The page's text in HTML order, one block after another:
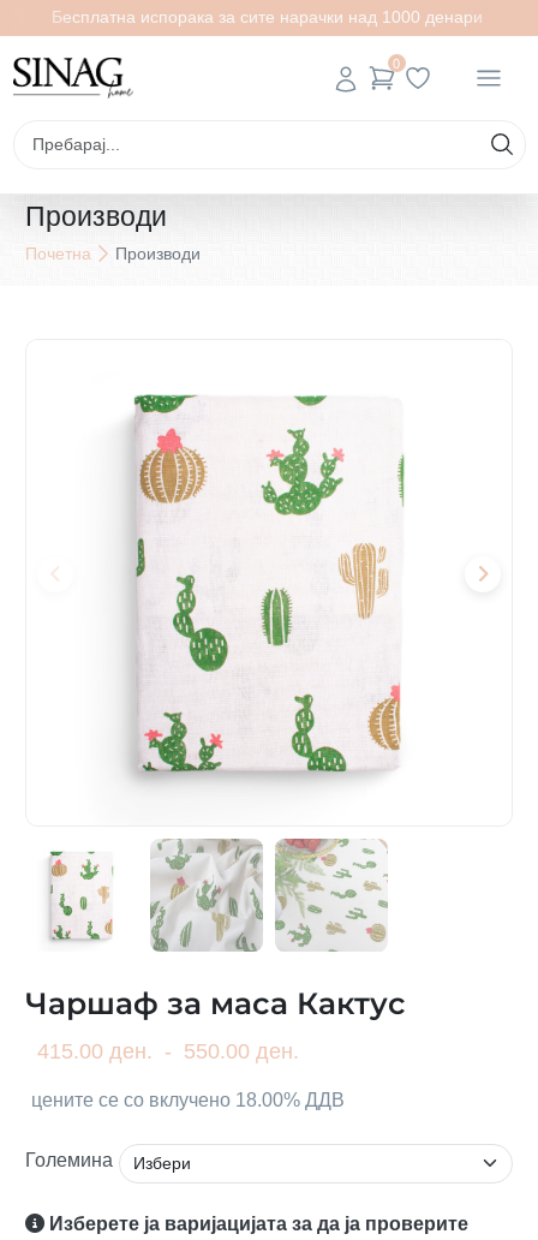
Бесплатна испорака за сите нарачки над 1000 денари
0
Производи
Почетна Производи
Чаршаф за маса Кактус
415.00 ден. - 550.00 ден.
цените се со вклучено 18.00% ДДВ
Големина
Изберете ја варијацијата за да ја проверите